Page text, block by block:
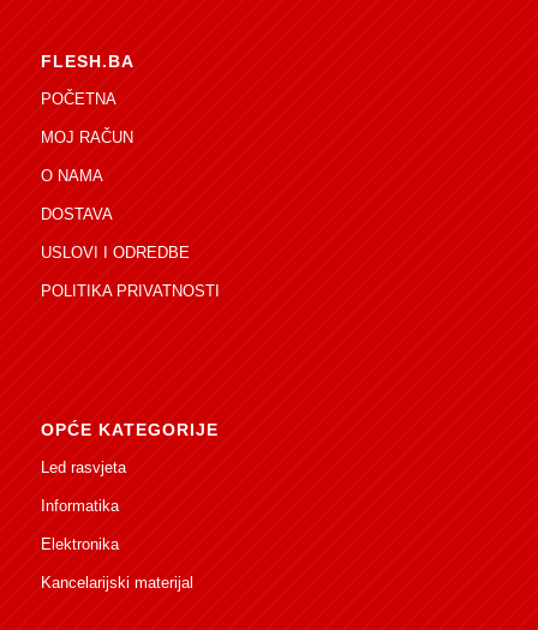
FLESH.BA
POČETNA
MOJ RAČUN
O NAMA
DOSTAVA
USLOVI I ODREDBE
POLITIKA PRIVATNOSTI
OPĆE KATEGORIJE
Led rasvjeta
Informatika
Elektronika
Kancelarijski materijal